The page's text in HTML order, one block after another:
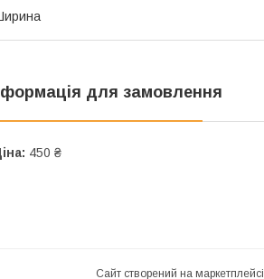
для замовлення
450 ₴
Сайт створений на маркетплейсі